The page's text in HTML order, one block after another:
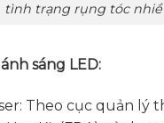
tình trạng rụng tóc
sáng LED:
Theo cục quản lý